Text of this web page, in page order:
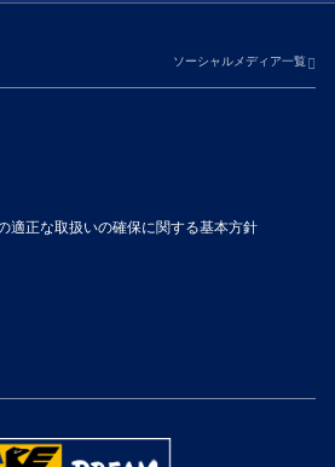
ソーシャルメディア一覧
適正な取扱いの確保に関する基本方針